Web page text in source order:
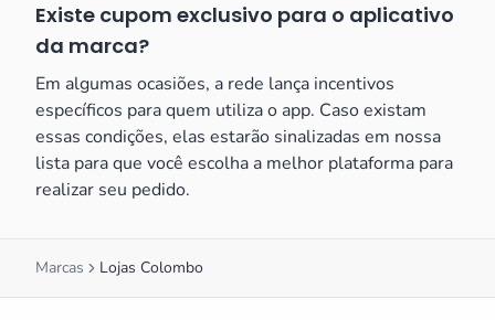
Existe cupom exclusivo para o aplicativo
da marca?
Em algumas ocasiões, a rede lança incentivos
específicos para quem utiliza o app. Caso existam
essas condições, elas estarão sinalizadas em nossa
lista para que você escolha a melhor plataforma para
realizar seu pedido.
Marcas Lojas Colombo